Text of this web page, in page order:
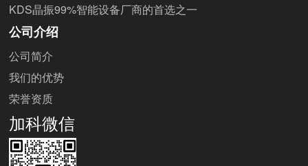
KDS晶振99%智能设备厂商的首选之一
公司介绍
公司简介
我们的优势
荣誉资质
加科微信